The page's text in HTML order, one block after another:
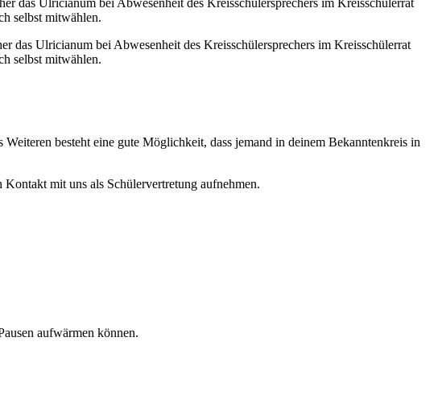
das Ulricianum bei Abwesenheit des Kreisschülersprechers im Kreisschülerrat
selbst mitwählen.
das Ulricianum bei Abwesenheit des Kreisschülersprechers im Kreisschülerrat
selbst mitwählen.
besteht eine gute Möglichkeit, dass jemand in deinem Bekanntenkreis in
mit uns als Schülervertretung aufnehmen.
aufwärmen können.